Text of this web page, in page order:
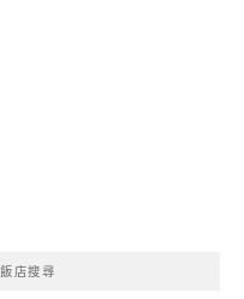
店搜尋